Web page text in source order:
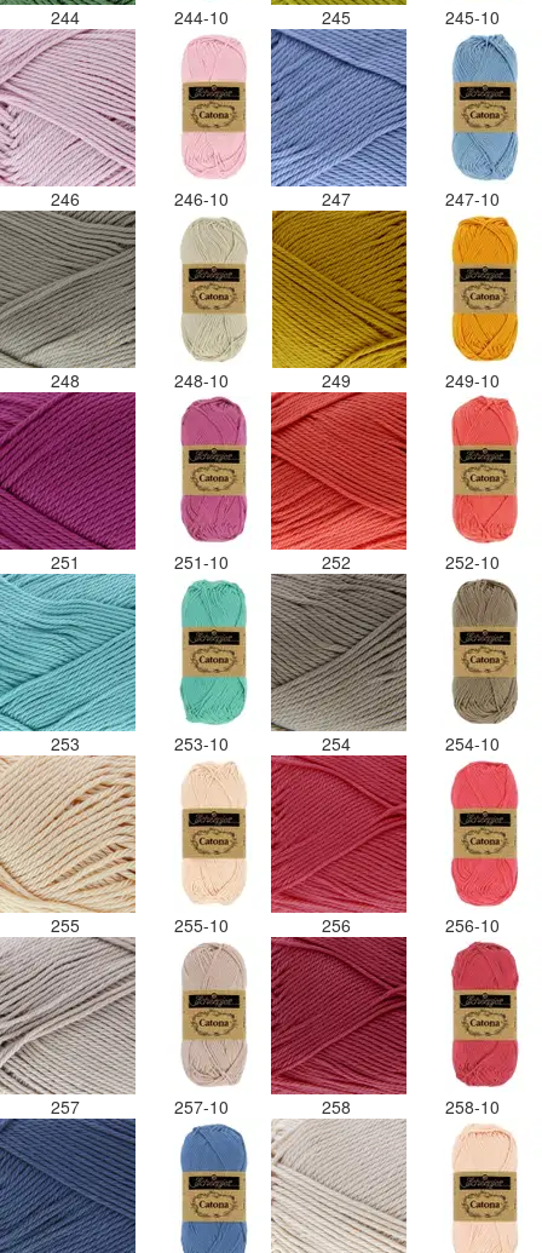
244 244-10 245 245-10
246 246-10 247 247-10
248 248-10 249 249-10
251 251-10 252 252-10
253 253-10 254 254-10
255 255-10 256 256-10
257 257-10 258 258-10